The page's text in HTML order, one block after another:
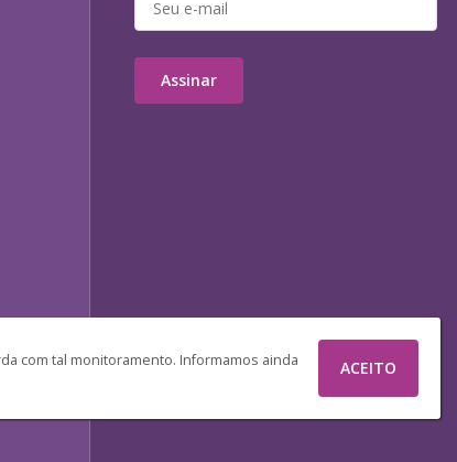
com tal monitoramento. Informamos ainda
ACEITO
Assinar